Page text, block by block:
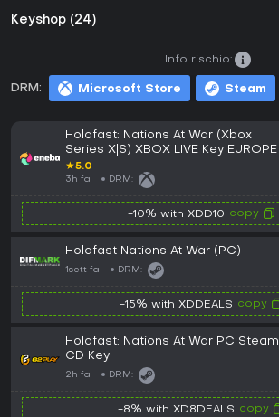
Keyshop (24)
DRM: Microsoft Store Steam
Info rischio:
Holdfast: Nations At War (Xbox
Series X|S) XBOX LIVE Key EUROPE
★5.0
3h fa DRM:
-10% with XDD10 copy
Holdfast Nations At War (PC)
1sett fa DRM:
-15% with XDDEALS copy
Holdfast: Nations At War PC Steam
CD Key
2h fa DRM:
-8% with XD8DEALS copy